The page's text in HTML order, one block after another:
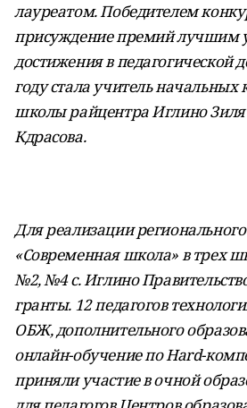
лауреатом. Победителем
присуждение премий лучшим
достижения в педагогической
году стала учитель начальных
школы райцентра Иглино
Кдрасова.
Для реализации
«Современная школа» в трех
№2, №4 с. Иглино
гранты. 12 педагогов
ОБЖ, дополнительного
онлайн-обучение по Hard-
приняли участие в очной